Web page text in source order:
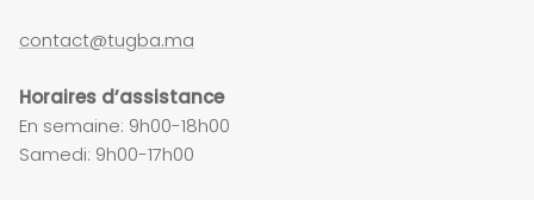
contact@tugba.ma
Horaires d’assistance
En semaine: 9h00-18h00
Samedi: 9h00-17h00